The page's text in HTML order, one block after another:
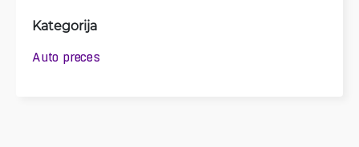
Kategorija
Auto preces